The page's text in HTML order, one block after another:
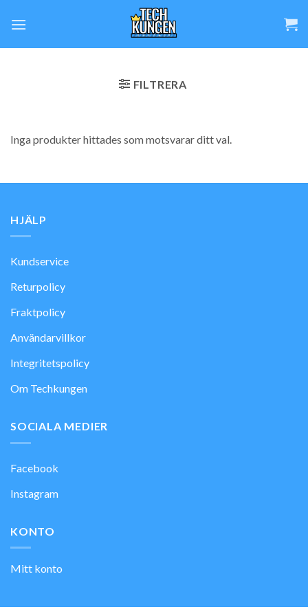
FILTRERA
Inga produkter hittades som motsvarar ditt val.
HJÄLP
Kundservice
Returpolicy
Fraktpolicy
Användarvillkor
Integritetspolicy
Om Techkungen
SOCIALA MEDIER
Facebook
Instagram
KONTO
Mitt konto